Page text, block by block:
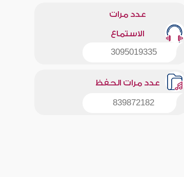
عدد مرات
الاستماع
3095019335
عدد مرات الحفظ
839872182